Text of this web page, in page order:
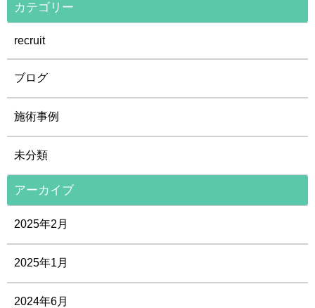
カテゴリー
recruit
ブログ
施術事例
未分類
アーカイブ
2025年2月
2025年1月
2024年6月